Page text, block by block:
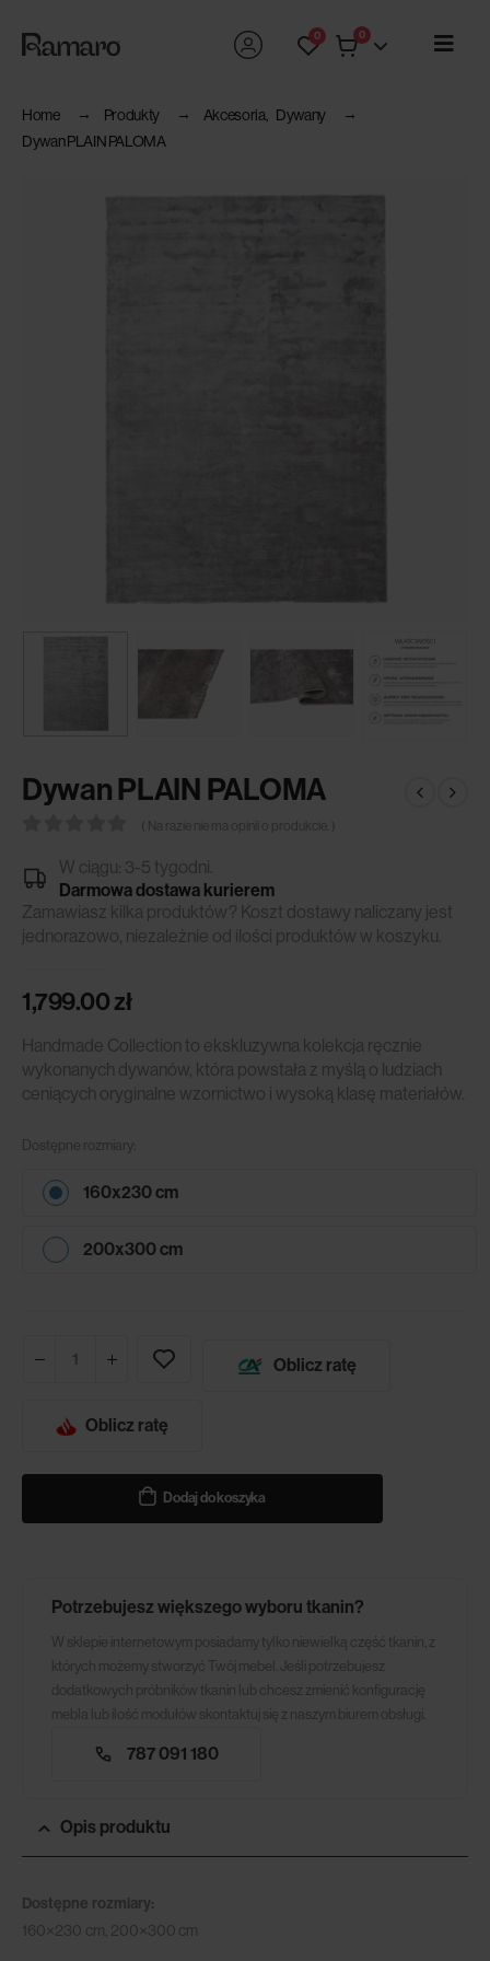
0 0
Home Produkty Akcesoria
Dywany
Dywan PLAIN PALOMA
Dywan PLAIN PALOMA
( Na razie nie ma opinii o produkcie. )
W ciągu: 3-5 tygodni.
Darmowa dostawa kurierem
Zamawiasz kilka produktów? Koszt dostawy naliczany jest
jednorazowo, niezależnie od ilości produktów w koszyku.
1,799.00zł
Handmade Collection to ekskluzywna kolekcja ręcznie
wykonanych dywanów, która powstała z myślą o ludziach
ceniących oryginalne wzornictwo i wysoką klasę materiałów.
Dostępne rozmiary:
160x230 cm
200x300 cm
Oblicz ratę
Oblicz ratę
Dodaj do koszyka
Potrzebujesz większego wyboru tkanin?
W sklepie internetowym posiadamy tylko niewielką część tkanin, z
których możemy stworzyć Twój mebel. Jeśli potrzebujesz
dodatkowych próbników tkanin lub chcesz zmienić konfigurację
mebla lub ilość modułów skontaktuj się z naszym biurem obsługi.
787 091 180
Opis produktu
Dostępne rozmiary:
160×230 cm, 200×300 cm